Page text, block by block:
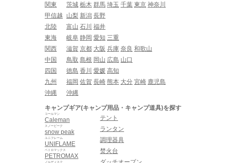
関東
茨城 栃木 群馬 埼玉 千葉 東京 神奈川
甲信越
山梨 新潟 長野
北陸
富山 石川 福井
東海
岐阜 静岡 愛知 三重
関西
滋賀 京都 大阪 兵庫 奈良 和歌山
中国
鳥取 島根 岡山 広島 山口
四国
徳島 香川 愛媛 高知
九州
福岡 佐賀 長崎 熊本 大分 宮崎 鹿児島
沖縄
沖縄
キャンプギア(キャンプ用品・キャンプ道具)を探す
Caleman
コールマン
snow peak
スノーピーク
UNIFLAME
ユニフレーム
PETROMAX
ペトロマックス
ノルディスク
テント
ランタン
調理器具
焚火台